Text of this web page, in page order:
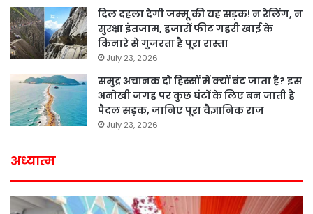
दिल दहला देगी जम्मू की यह सड़क! न रेलिंग, न
सुरक्षा इंतजाम, हजारों फीट गहरी खाई के
किनारे से गुजरता है पूरा रास्ता
July 23, 2026
समुद्र अचानक दो हिस्सों में क्यों बंट जाता है? इस
अनोखी जगह पर कुछ घंटों के लिए बन जाती है
पैदल सड़क, जानिए पूरा वैज्ञानिक राज
July 23, 2026
अध्यात्म